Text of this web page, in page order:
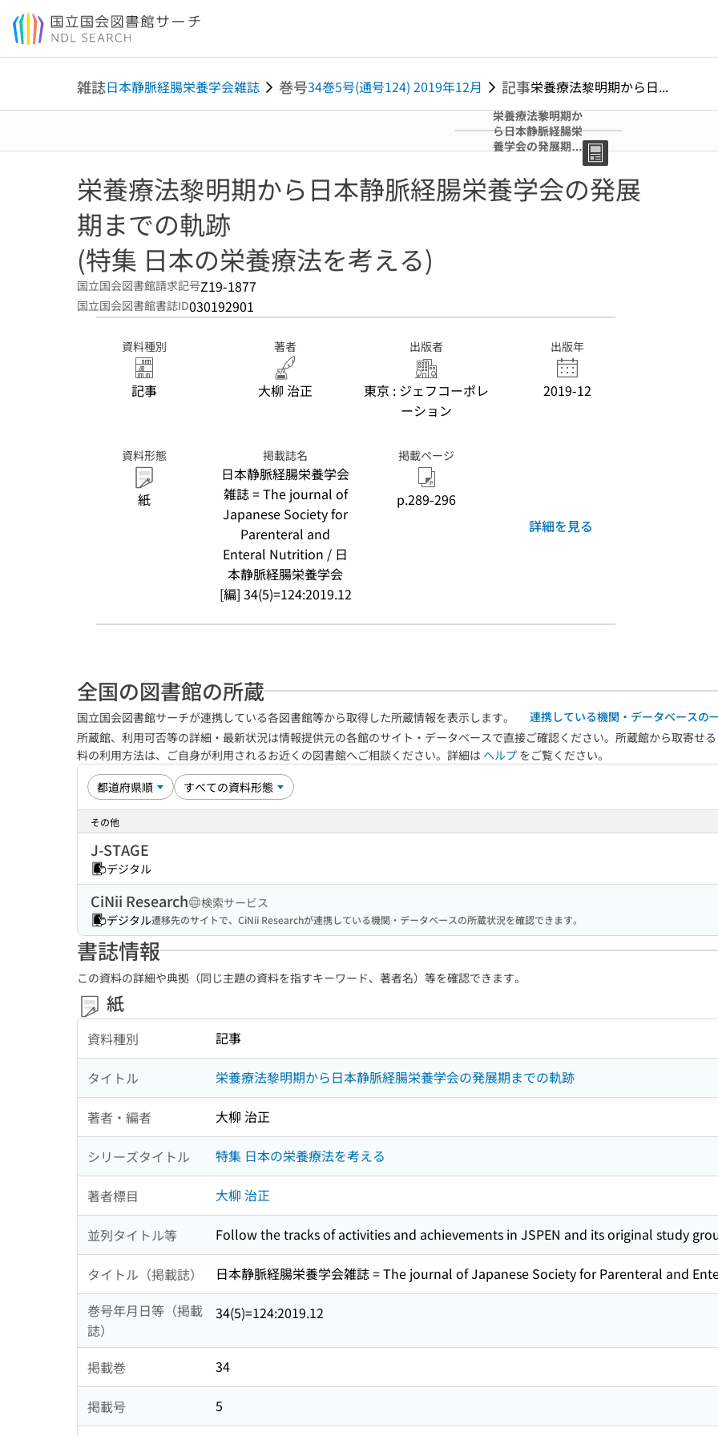
本文へ移動
雑誌日本静脈経腸栄養学会雑誌 巻号34巻5号(通号124) 2019年12月 記事栄養療法黎明期から日...
栄養療法黎明期か
ら日本静脈経腸栄
養学会の発展期ま
本の栄養療法を考
える)
栄養療法黎明期から日本静脈経腸栄養学会の発展
期までの軌跡
(特集 日本の栄養療法を考える)
国立国会図書館請求記号Z19-1877
国立国会図書館書誌ID030192901
資料種別
記事
著者
大柳 治正
出版者
東京 : ジェフコーポレ
ーション
出版年
2019-12
資料形態
紙
掲載誌名
日本静脈経腸栄養学会
雑誌 = The journal of
Japanese Society for
Parenteral and
Enteral Nutrition / 日
本静脈経腸栄養学会
[編] 34(5)=124:2019.12
掲載ページ
p.289-296
詳細を見る
全国の図書館の所蔵
国立国会図書館サーチが連携している各図書館等から取得した所蔵情報を表示します。
連携している機関・データベースの
所蔵館、利用可否等の詳細・最新状況は情報提供元の各館のサイト・データベースで直接ご確認ください。所蔵館から取寄せ
料の利用方法は、ご自身が利用されるお近くの図書館へご相談ください。詳細は ヘルプ をご覧ください。
その他
J-STAGE
デジタル
CiNii Research
検索サービス
デジタル遷移先のサイトで、CiNii Researchが連携している機関・データベースの所蔵状況を確認できます。
書誌情報
この資料の詳細や典拠（同じ主題の資料を指すキーワード、著者名）等を確認できます。
紙
資料種別 記事
タイトル 栄養療法黎明期から日本静脈経腸栄養学会の発展期までの軌跡
著者・編者 大柳 治正
シリーズタイトル 特集 日本の栄養療法を考える
著者標目 大柳 治正
並列タイトル等 Follow the tracks of activities and achievements in JSPEN and its original study
タイトル（掲載誌）
日本静脈経腸栄養学会雑誌 = The journal of Japanese Society for Parenteral and
巻号年月日等（掲載
誌）
34(5)=124:2019.12
掲載巻 34
掲載号 5